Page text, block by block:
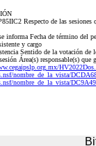
Respecto de las
informa Fecha de término del
y cargo
Sentido de la votación
Área(s) responsable(s)
nombre_de_la_vista/
nombre_de_la_vista/